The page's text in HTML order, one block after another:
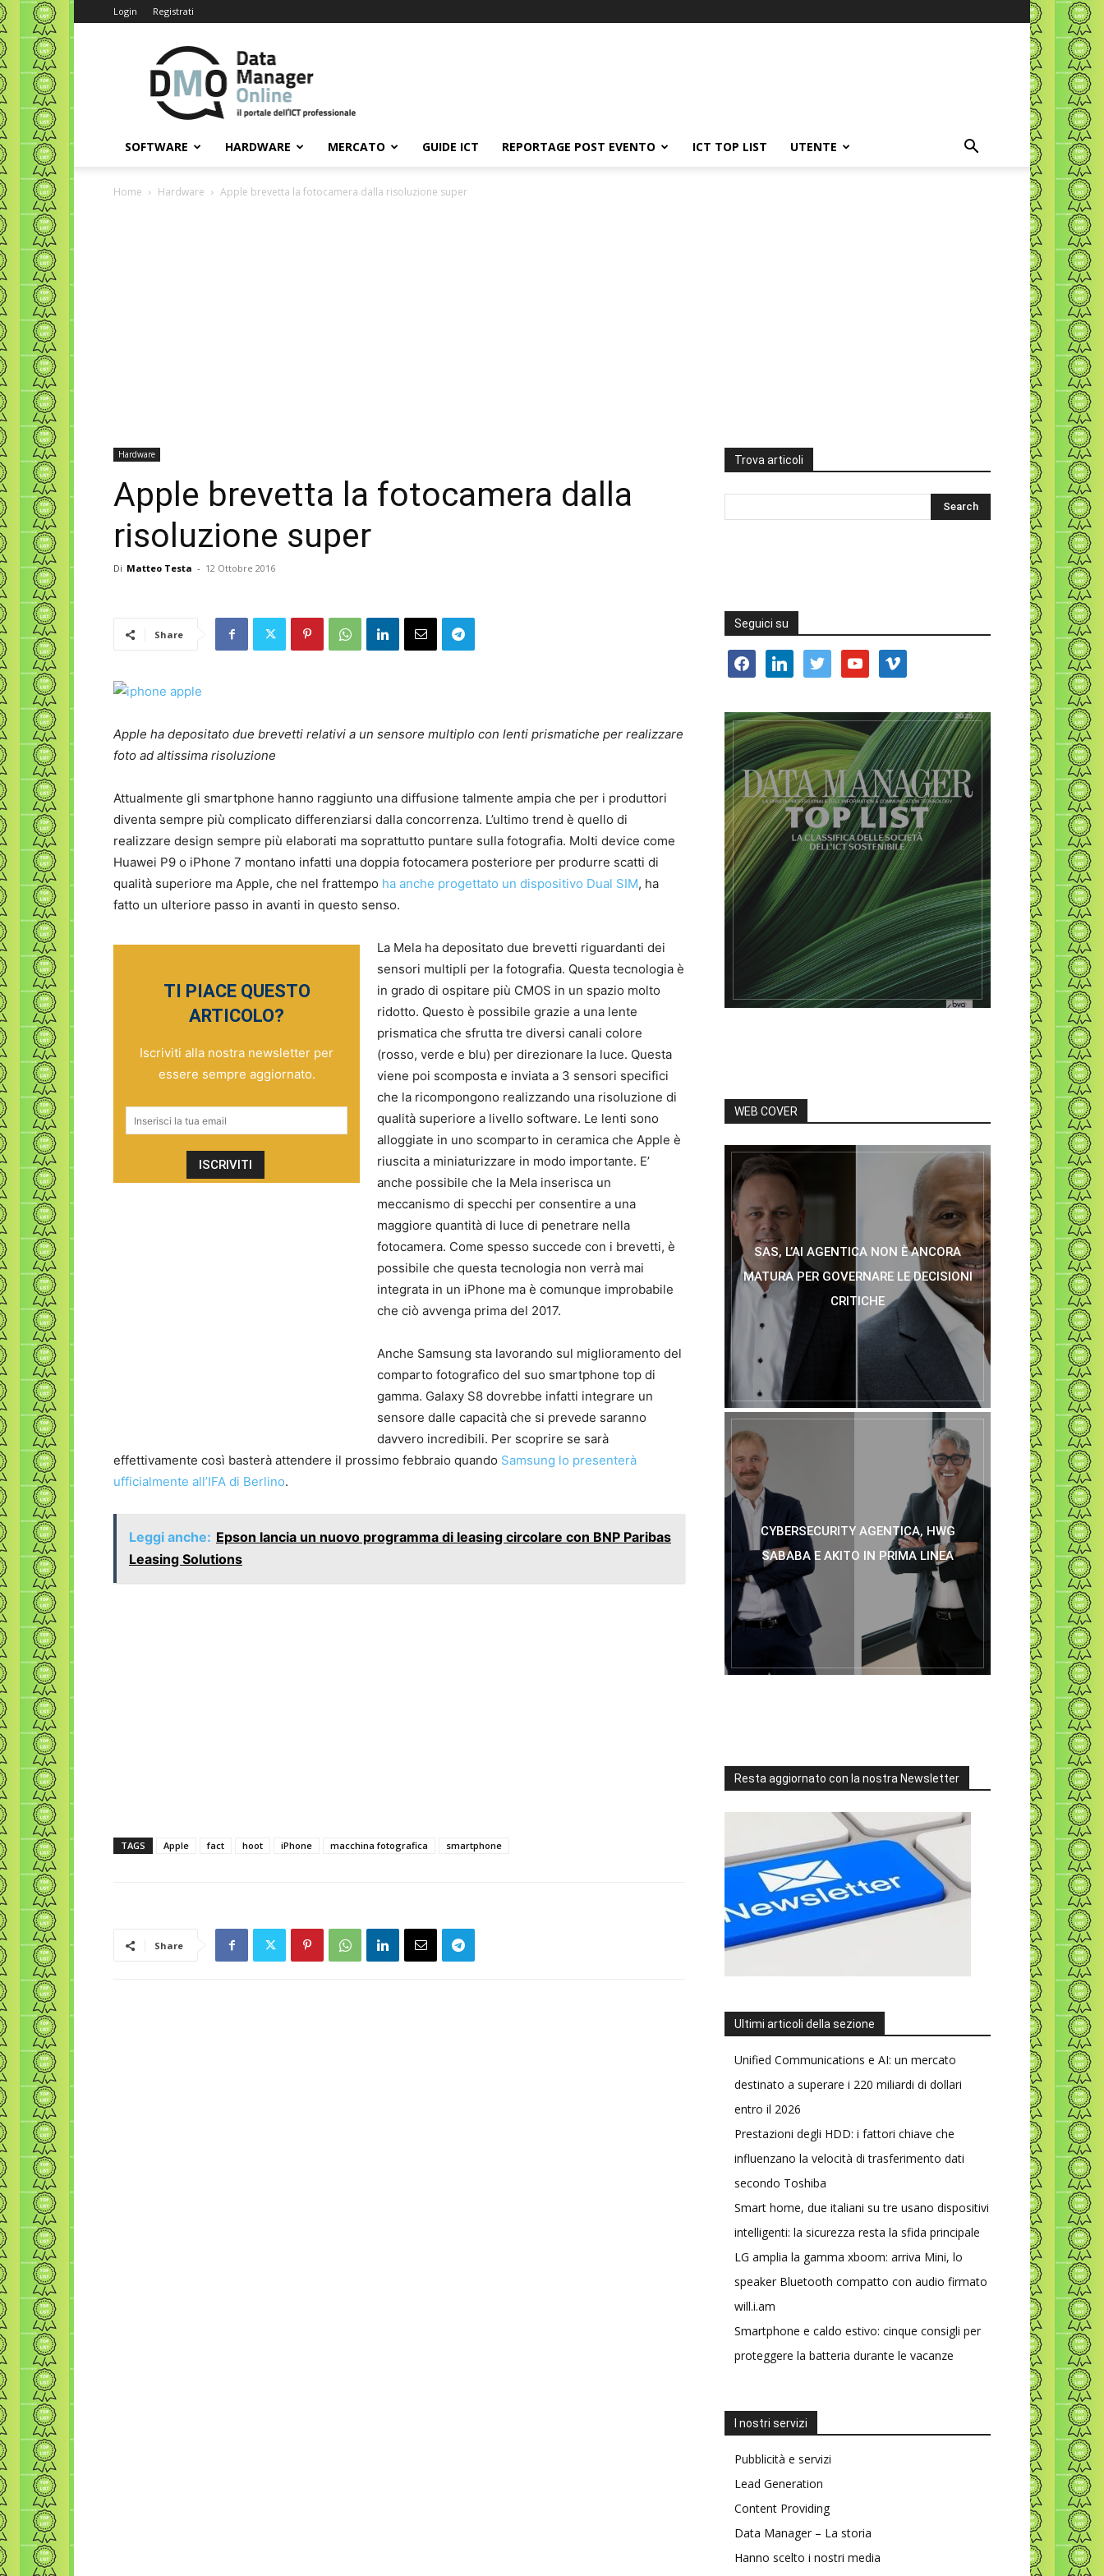
Login Registrati
Data
Manager
Online
SOFTWARE HARDWARE MERCATO GUIDE ICT REPORTAGE POST EVENTO ICT TOP LIST UTENTE
Home Hardware Apple brevetta la fotocamera dalla risoluzione super
Hardware
Apple brevetta la fotocamera dalla
risoluzione super
Di Matteo Testa - 12 Ottobre 2016
Share
Apple ha depositato due brevetti relativi a un sensore multiplo con lenti prismatiche per realizzare
foto ad altissima risoluzione
Attualmente gli smartphone hanno raggiunto una diffusione talmente ampia che per i produttori
diventa sempre più complicato differenziarsi dalla concorrenza. L’ultimo trend è quello di
realizzare design sempre più elaborati ma soprattutto puntare sulla fotografia. Molti device come
Huawei P9 o iPhone 7 montano infatti una doppia fotocamera posteriore per produrre scatti di
qualità superiore ma Apple, che nel frattempo ha anche progettato un dispositivo Dual SIM, ha
fatto un ulteriore passo in avanti in questo senso.
TI PIACE QUESTO
ARTICOLO?
Iscriviti alla nostra newsletter per
essere sempre aggiornato.
La Mela ha depositato due brevetti riguardanti dei
sensori multipli per la fotografia. Questa tecnologia è
in grado di ospitare più CMOS in un spazio molto
ridotto. Questo è possibile grazie a una lente
prismatica che sfrutta tre diversi canali colore
(rosso, verde e blu) per direzionare la luce. Questa
viene poi scomposta e inviata a 3 sensori specifici
che la ricompongono realizzando una risoluzione di
qualità superiore a livello software. Le lenti sono
alloggiate in uno scomparto in ceramica che Apple è
riuscita a miniaturizzare in modo importante. E’
anche possibile che la Mela inserisca un
meccanismo di specchi per consentire a una
maggiore quantità di luce di penetrare nella
fotocamera. Come spesso succede con i brevetti, è
possibile che questa tecnologia non verrà mai
integrata in un iPhone ma è comunque improbabile
che ciò avvenga prima del 2017.
Anche Samsung sta lavorando sul miglioramento del
comparto fotografico del suo smartphone top di
gamma. Galaxy S8 dovrebbe infatti integrare un
sensore dalle capacità che si prevede saranno
davvero incredibili. Per scoprire se sarà
effettivamente così basterà attendere il prossimo febbraio quando Samsung lo presenterà
ufficialmente all’IFA di Berlino.
Leggi anche: Epson lancia un nuovo programma di leasing circolare con BNP Paribas
Leasing Solutions
TAGS Apple fact hoot iPhone macchina fotografica smartphone
Share
Trova articoli
Seguici su
facebooklinkedin twitter youtube vimeo
WEB COVER
SAS, L’AI AGENTICA NON È ANCORA
MATURA PER GOVERNARE LE DECISIONI
CRITICHE
CYBERSECURITY AGENTICA, HWG
SABABA E AKITO IN PRIMA LINEA
Resta aggiornato con la nostra Newsletter
Ultimi articoli della sezione
Unified Communications e AI: un mercato
destinato a superare i 220 miliardi di dollari
entro il 2026
Prestazioni degli HDD: i fattori chiave che
influenzano la velocità di trasferimento dati
secondo Toshiba
Smart home, due italiani su tre usano dispositivi
intelligenti: la sicurezza resta la sfida principale
LG amplia la gamma xboom: arriva Mini, lo
speaker Bluetooth compatto con audio firmato
will.i.am
Smartphone e caldo estivo: cinque consigli per
proteggere la batteria durante le vacanze
I nostri servizi
Pubblicità e servizi
Lead Generation
Content Providing
Data Manager – La storia
Hanno scelto i nostri media